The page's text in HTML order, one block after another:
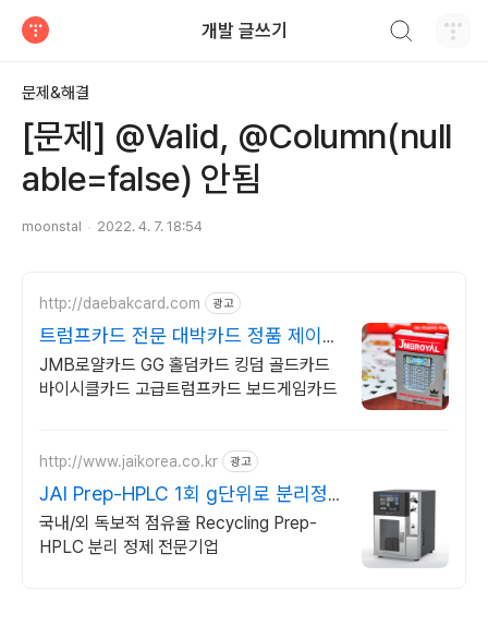
개발 글쓰기
문제&해결
[문제] @Valid, @Column(null
able=false) 안됨
moonstal 2022. 4. 7. 18:54
http://daebakcard.com 광고
트럼프카드 전문 대박카드 정품 제이엠
비 로얄 판매점
JMB로얄카드 GG 홀덤카드 킹덤 골드카드
바이시클카드 고급트럼프카드 보드게임카드
http://www.jaikorea.co.kr 광고
JAI Prep-HPLC 1회 g단위로 분리정
제가능
국내/외 독보적 점유율 Recycling Prep-
HPLC 분리 정제 전문기업